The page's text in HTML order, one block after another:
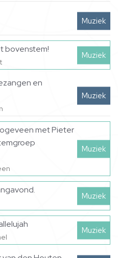
Muziek
Muziek
bovenstem!
Muziek
en
Muziek
met Pieter
Muziek
Muziek